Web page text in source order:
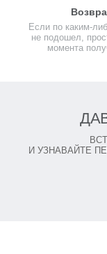
Если по каким-
не подошел,
момента
И УЗНАВАЙТЕ